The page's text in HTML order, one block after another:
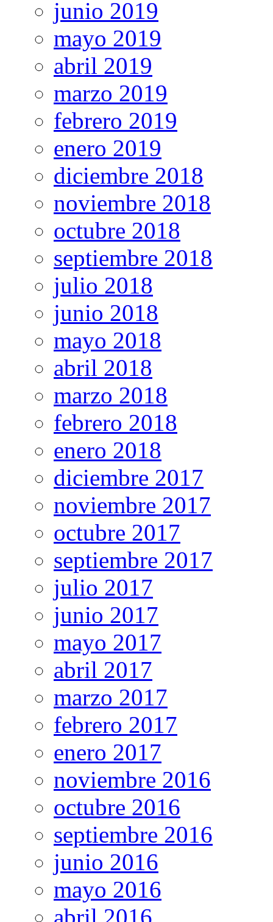
junio 2019
mayo 2019
abril 2019
marzo 2019
febrero 2019
enero 2019
diciembre 2018
noviembre 2018
octubre 2018
septiembre 2018
julio 2018
junio 2018
mayo 2018
abril 2018
marzo 2018
febrero 2018
enero 2018
diciembre 2017
noviembre 2017
octubre 2017
septiembre 2017
julio 2017
junio 2017
mayo 2017
abril 2017
marzo 2017
febrero 2017
enero 2017
noviembre 2016
octubre 2016
septiembre 2016
junio 2016
mayo 2016